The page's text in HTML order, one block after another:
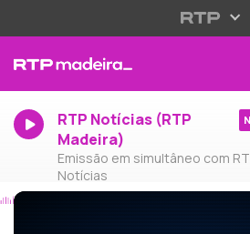
RTP Notícias (RTP
Madeira)
Emissão em simultâneo com
Notícias